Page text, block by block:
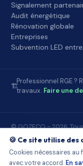
Signalement
Audit énergétique
Rénovation globale
Entreprises
Subvention LED
🏗️
Professionnel RGE
travaux. Faire une
© GOZECO - 2026.
Accueil FAQ À propos
Conditions d'utilisation
Sources publiques
Potentiel bâtiments
🍪 Ce site utilise des
Cookies nécessaires
avec votre accord. En